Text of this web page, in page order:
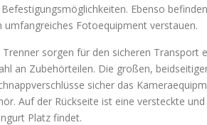
Ebenso
umfangreiches Fotoequipment verstauen.
sorgen für den sicheren Transport
an Zubehörteilen. Die großen,
sicher das
Auf der Rückseite ist eine versteckte
Platz findet.